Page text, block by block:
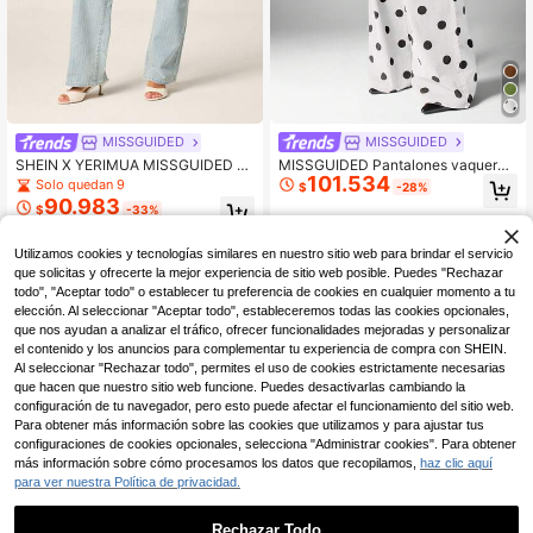
MISSGUIDED
SHEIN X YERIMUA MISSGUIDED Va
queros rectos de ajuste recto con ra
ya de sastre
Solo quedan 9
$90.983 -33%
MISSGUIDED
MISSGUIDED Pantalones vaqueros
de talle alto y pierna ancha con est
ampado de lunares para mujeres, es
tilo retro y vintage, pantalones de m
$101.534 -28%
Utilizamos cookies y tecnologías similares en nuestro sitio web para brindar el servicio
que solicitas y ofrecerte la mejor experiencia de sitio web posible. Puedes "Rechazar
todo", "Aceptar todo" o establecer tu preferencia de cookies en cualquier momento a tu
elección. Al seleccionar "Aceptar todo", estableceremos todas las cookies opcionales,
que nos ayudan a analizar el tráfico, ofrecer funcionalidades mejoradas y personalizar
el contenido y los anuncios para complementar tu experiencia de compra con SHEIN.
Al seleccionar "Rechazar todo", permites el uso de cookies estrictamente necesarias
que hacen que nuestro sitio web funcione. Puedes desactivarlas cambiando la
configuración de tu navegador, pero esto puede afectar el funcionamiento del sitio web.
Para obtener más información sobre las cookies que utilizamos y para ajustar tus
configuraciones de cookies opcionales, selecciona "Administrar cookies". Para obtener
más información sobre cómo procesamos los datos que recopilamos, haz clic aquí
para ver nuestra Política de privacidad.
Rechazar Todo